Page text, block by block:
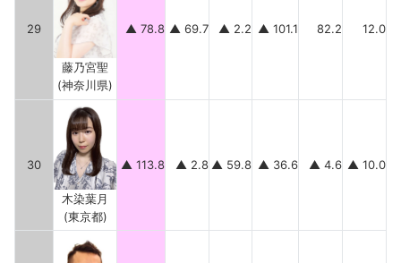
29
藤乃宮聖
(神奈川県)
▲ 78.8 ▲ 69.7 ▲ 2.2 ▲ 101.1 82.2 12.0
30
木染葉月
(東京都)
▲ 113.8 ▲ 2.8 ▲ 59.8 ▲ 36.6 ▲ 4.6 ▲ 10.0